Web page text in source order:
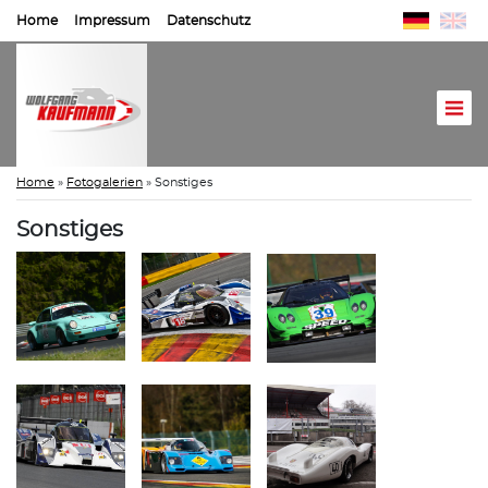
Home Impressum Datenschutz
Home » Fotogalerien » Sonstiges
Sonstiges